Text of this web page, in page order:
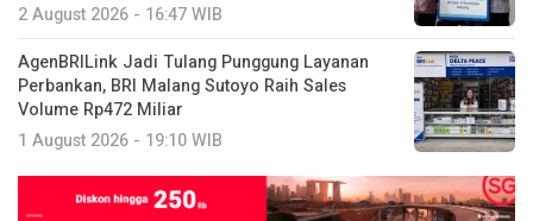
2 August 2026 - 16:47 WIB
AgenBRILink Jadi Tulang Punggung Layanan
Perbankan, BRI Malang Sutoyo Raih Sales
Volume Rp472 Miliar
1 August 2026 - 19:10 WIB